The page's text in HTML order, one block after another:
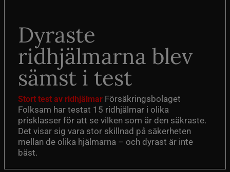
Dyraste
ridhjälmarna blev
sämst i test
Stort test av ridhjälmar Försäkringsbolaget
Folksam har testat 15 ridhjälmar i olika
prisklasser för att se vilken som är den säkraste.
Det visar sig vara stor skillnad på säkerheten
mellan de olika hjälmarna – och dyrast är inte
bäst.